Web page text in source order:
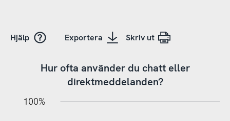
Hjälp Exportera Skriv ut
Hur ofta använder du chatt eller
direktmeddelanden?
100%